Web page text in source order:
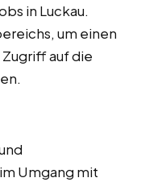
in Luckau.
um einen
auf die
Umgang mit